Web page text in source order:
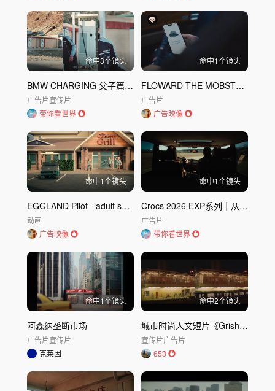
命中3个镜头
BMW CHARGING 父子篇 广告｜宝马BMW
广告片宣传片
带你看世界
命中1个镜头
FLOWARD THE MOBSTER | 黑帮大佬的逆袭人生
广告片
广告映像
命中1个镜头
EGGLAND Pilot - adult swim-EGGLAND飞行员-成人
动画
广告映像
命中1个镜头
Crocs 2026 EXP系列｜从脚开始清凉
广告片
带你看世界
命中1个镜头
阿森纳垄断市场
广告片宣传片
克莱因
命中2个镜头
城市时尚人文短片《Grisha's Guide to Kiev》格里沙基辅指南
宣传片广告片
653